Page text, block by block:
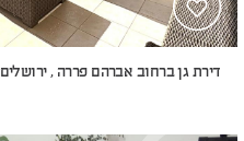
דירת גן ברחוב אברהם פררה , ירושלים